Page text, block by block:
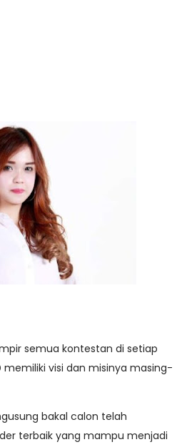
semua kontestan di setiap
memiliki visi dan misinya masing-
bakal calon telah
terbaik yang mampu menjadi